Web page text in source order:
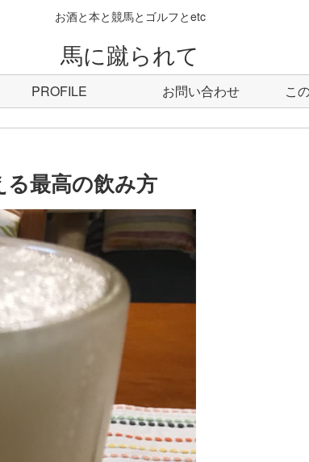
お酒と本と競馬とゴルフとetc
馬に蹴られて
PROFILE お問い合わせ こ
最高の飲み方